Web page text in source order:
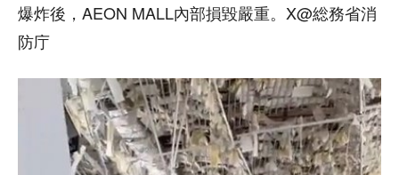
爆炸後，AEON MALL內部損毀嚴重。X@総務省消
防庁